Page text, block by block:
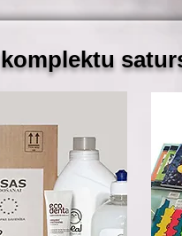
komplektu